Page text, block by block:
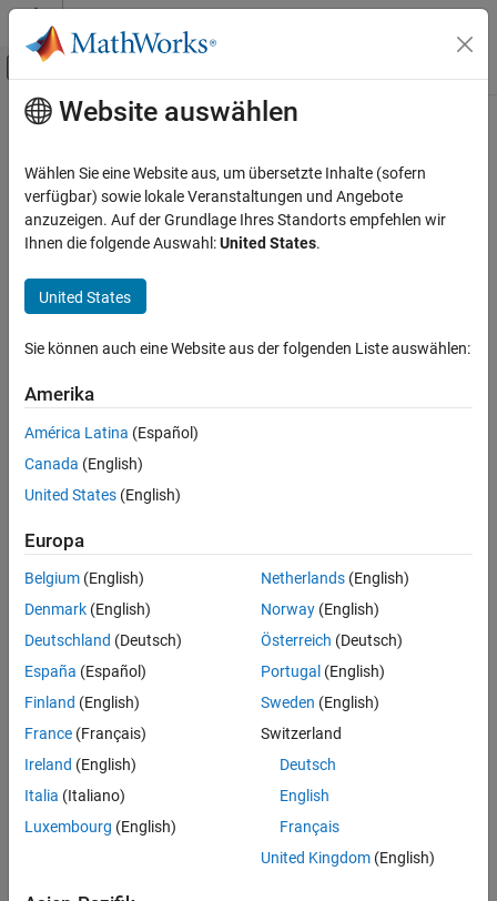
Weiter zum Inhalt
Umschaltung für Off-Canvas-
Startseite der Dokumentation
MATLAB Coder
Code Generation
Code Generation Fundamentals
Configuring Code Generation
Description
Programmatic Use
Version History
See Also
Hauptinhalt
Preserve unused fields and
properties
Preserve unused class properties or structure fields in the
generated C/C++ code
Description
App Configuration Pane: Memory
Configuration Objects:
Preserve unused class properties or structure fields in the
generated C/C++ code.
See Preserve Unused Class Properties in Generated C/C++ Code
Settings
Off
This value is the default value.
The code generator produces the C/C++ code by removing the
unused properties and fields in the generated code.
On
The code generator produces the C/C++ code by preserving the
unused properties and fields in the generated code.
PreserveUnusedStructFields
Website auswählen
Wählen Sie eine Website aus, um übersetzte Inhalte (sofern
verfügbar) sowie lokale Veranstaltungen und Angebote
anzuzeigen. Auf der Grundlage Ihres Standorts empfehlen wir
Ihnen die folgende Auswahl:United States.
United States
Sie können auch eine Website aus der folgenden Liste auswählen:
Amerika
América Latina (Español)
Canada (English)
United States (English)
Europa
Belgium (English)
Denmark (English)
Deutschland (Deutsch)
España (Español)
Finland (English)
France (Français)
Ireland (English)
Italia (Italiano)
Luxembourg (English)
Netherlands(English)
Norway(English)
Österreich (Deutsch)
Portugal (English)
Sweden (English)
Switzerland
Deutsch
English
Français
United Kingdom(English)